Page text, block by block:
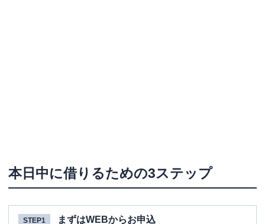
本日中に借りるための3ステップ
STEP1 まずはWEBからお申込